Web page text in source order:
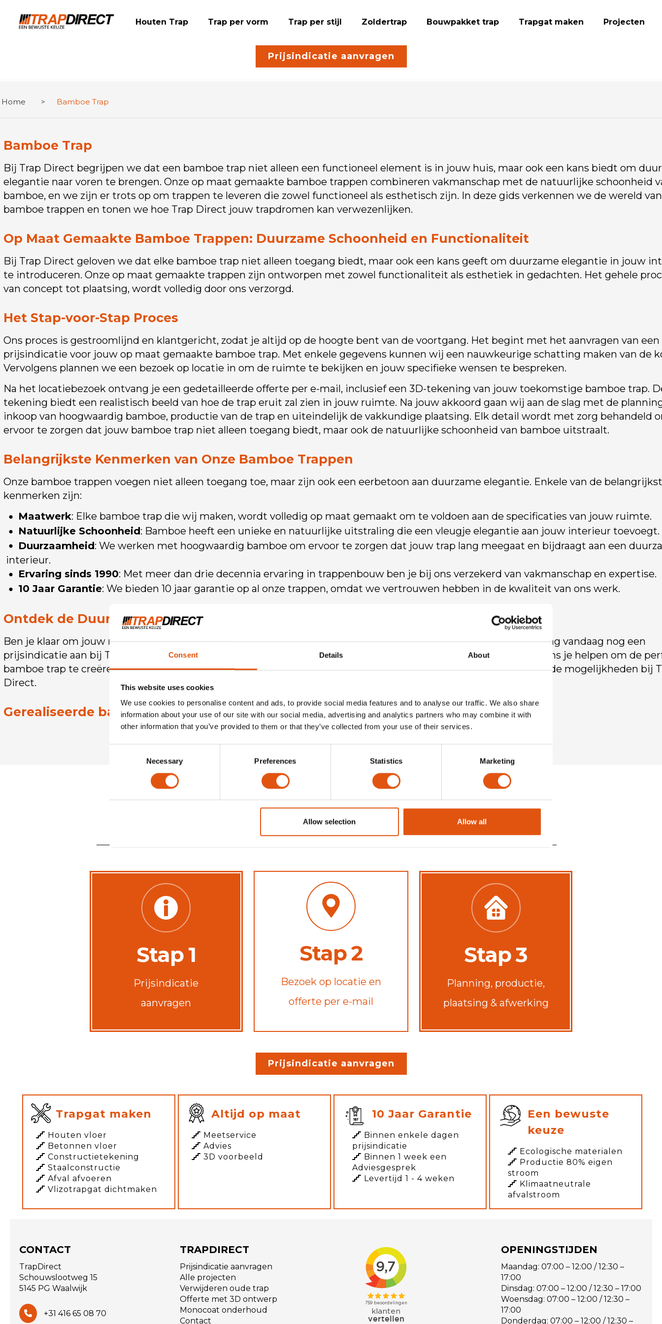
Consent Details About
This website uses cookies
We use cookies to personalise content and ads, to provide social media features and to analyse our traffic. We also share
information about your use of our site with our social media, advertising and analytics partners who may combine it with
other information that you’ve provided to them or that they’ve collected from your use of their services.
Necessary Preferences Statistics Marketing
Allow selection Allow all
Houten Trap Trap per vorm Trap per stijl Zoldertrap Bouwpakket trap Trapgat maken Projecten
Prijsindicatie aanvragen
Home > Bamboe Trap
Bamboe Trap
Bij Trap Direct begrijpen we dat een bamboe trap niet alleen een functioneel element is in jouw huis, maar ook een kans biedt om
elegantie naar voren te brengen. Onze op maat gemaakte bamboe trappen combineren vakmanschap met de natuurlijke schoonheid
bamboe, en we zijn er trots op om trappen te leveren die zowel functioneel als esthetisch zijn. In deze gids verkennen we de wereld van
bamboe trappen en tonen we hoe Trap Direct jouw trapdromen kan verwezenlijken.
Op Maat Gemaakte Bamboe Trappen: Duurzame Schoonheid en Functionaliteit
Bij Trap Direct geloven we dat elke bamboe trap niet alleen toegang biedt, maar ook een kans geeft om duurzame elegantie in jouw
te introduceren. Onze op maat gemaakte trappen zijn ontworpen met zowel functionaliteit als esthetiek in gedachten. Het gehele
van concept tot plaatsing, wordt volledig door ons verzorgd.
Het Stap-voor-Stap Proces
Ons proces is gestroomlijnd en klantgericht, zodat je altijd op de hoogte bent van de voortgang. Het begint met het aanvragen van een
prijsindicatie voor jouw op maat gemaakte bamboe trap. Met enkele gegevens kunnen wij een nauwkeurige schatting maken van de
Vervolgens plannen we een bezoek op locatie in om de ruimte te bekijken en jouw specifieke wensen te bespreken.
Na het locatiebezoek ontvang je een gedetailleerde offerte per e-mail, inclusief een 3D-tekening van jouw toekomstige bamboe trap.
tekening biedt een realistisch beeld van hoe de trap eruit zal zien in jouw ruimte. Na jouw akkoord gaan wij aan de slag met de
inkoop van hoogwaardig bamboe, productie van de trap en uiteindelijk de vakkundige plaatsing. Elk detail wordt met zorg behandeld
ervoor te zorgen dat jouw bamboe trap niet alleen toegang biedt, maar ook de natuurlijke schoonheid van bamboe uitstraalt.
Belangrijkste Kenmerken van Onze Bamboe Trappen
Onze bamboe trappen voegen niet alleen toegang toe, maar zijn ook een eerbetoon aan duurzame elegantie. Enkele van de
kenmerken zijn:
Maatwerk: Elke bamboe trap die wij maken, wordt volledig op maat gemaakt om te voldoen aan de specificaties van jouw ruimte.
Natuurlijke Schoonheid: Bamboe heeft een unieke en natuurlijke uitstraling die een vleugje elegantie aan jouw interieur toevoegt.
Duurzaamheid: We werken met hoogwaardig bamboe om ervoor te zorgen dat jouw trap lang meegaat en bijdraagt aan een
interieur.
Ervaring sinds 1990: Met meer dan drie decennia ervaring in trappenbouw ben je bij ons verzekerd van vakmanschap en expertise.
10 Jaar Garantie: We bieden 10 jaar garantie op al onze trappen, omdat we vertrouwen hebben in de kwaliteit van ons werk.
Ontdek de Duurzame Elegantie van Jouw Bamboe Trap bij Trap Direct
Ben je klaar om jouw ruimte te verrijken met een op maat gemaakte bamboe trap? Aarzel dan niet langer en vraag vandaag nog een
prijsindicatie aan bij Trap Direct. Stap binnen in de wereld van duurzame schoonheid en functionaliteit, en laat ons je helpen om de
bamboe trap te creëren die aan al jouw behoeften en esthetische eisen voldoet. Neem de eerste stap en ontdek de mogelijkheden bij
Direct.
Gerealiseerde bamboe trappen
IN 3 STAPPEN EEN NIEUWE TRAP!
Stap 1
Prijsindicatie
aanvragen
Stap 2
Bezoek op locatie en
offerte per e-mail
Stap 3
Planning, productie,
plaatsing & afwerking
Prijsindicatie aanvragen
Trapgat maken
Houten vloer
Betonnen vloer
Constructietekening
Staalconstructie
Afval afvoeren
Vlizotrapgat dichtmaken
Altijd op maat
Meetservice
Advies
3D voorbeeld
10 Jaar Garantie
Binnen enkele dagen
prijsindicatie
Binnen 1 week een
Adviesgesprek
Levertijd 1 - 4 weken
Een bewuste
keuze
Ecologische materialen
Productie 80% eigen
stroom
Klimaatneutrale
afvalstroom
CONTACT
TrapDirect
Schouwslootweg 15
5145 PG Waalwijk
+31 416 65 08 70
TRAPDIRECT
Prijsindicatie aanvragen
Alle projecten
Verwijderen oude trap
Offerte met 3D ontwerp
Monocoat onderhoud
Contact
OPENINGSTIJDEN
Maandag: 07:00 – 12:00 / 12:30 –
17:00
Dinsdag: 07:00 – 12:00 / 12:30 – 17:00
Woensdag: 07:00 – 12:00 / 12:30 –
17:00
Donderdag: 07:00 – 12:00 / 12:30 –